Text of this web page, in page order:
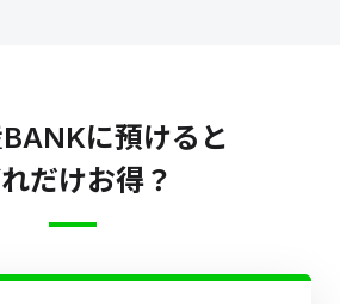
に預けると
だけお得？